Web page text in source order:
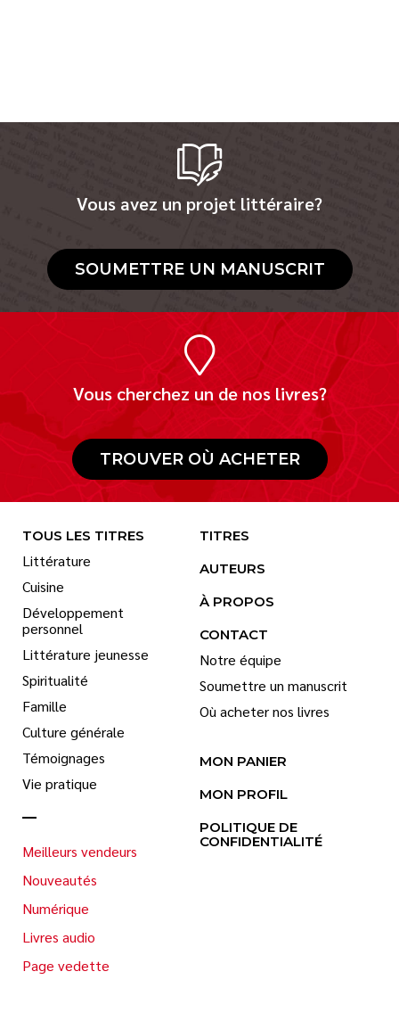
Vous avez un projet littéraire?
SOUMETTRE UN MANUSCRIT
Vous cherchez un de nos livres?
TROUVER OÙ ACHETER
TOUS LES TITRES
Littérature
Cuisine
Développement
personnel
Littérature jeunesse
Spiritualité
Famille
Culture générale
Témoignages
Vie pratique
Meilleurs vendeurs
Nouveautés
Numérique
Livres audio
Page vedette
TITRES
AUTEURS
À PROPOS
CONTACT
Notre équipe
Soumettre un manuscrit
Où acheter nos livres
MON PANIER
MON PROFIL
POLITIQUE DE
CONFIDENTIALITÉ